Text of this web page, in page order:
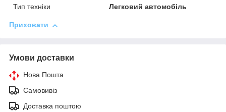
Тип техніки
Легковий автомобіль
Приховати
Умови доставки
Нова Пошта
Самовивіз
Доставка поштою